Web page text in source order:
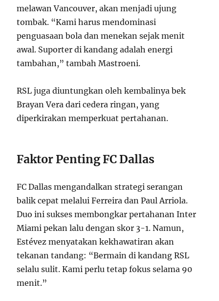
melawan Vancouver, akan menjadi ujung
tombak. “Kami harus mendominasi
penguasaan bola dan menekan sejak menit
awal. Suporter di kandang adalah energi
tambahan,” tambah Mastroeni.
RSL juga diuntungkan oleh kembalinya bek
Brayan Vera dari cedera ringan, yang
diperkirakan memperkuat pertahanan.
Faktor Penting FC Dallas
FC Dallas mengandalkan strategi serangan
balik cepat melalui Ferreira dan Paul Arriola.
Duo ini sukses membongkar pertahanan Inter
Miami pekan lalu dengan skor 3-1. Namun,
Estévez menyatakan kekhawatiran akan
tekanan tandang: “Bermain di kandang RSL
selalu sulit. Kami perlu tetap fokus selama 90
menit.”